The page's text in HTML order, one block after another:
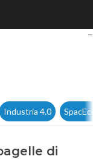
ecco le
Industria 4.0
di